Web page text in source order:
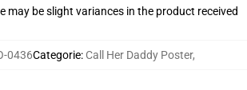
may be slight variances in the product received
0436Categorie: Call Her Daddy Poster,